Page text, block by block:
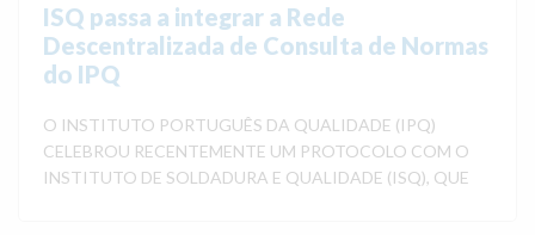
ISQ passa a integrar a Rede
Descentralizada de Consulta de Normas
do IPQ
O INSTITUTO PORTUGUÊS DA QUALIDADE (IPQ)
CELEBROU RECENTEMENTE UM PROTOCOLO COM O
INSTITUTO DE SOLDADURA E QUALIDADE (ISQ), QUE